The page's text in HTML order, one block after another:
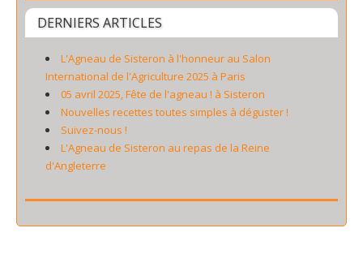
DERNIERS ARTICLES
L'Agneau de Sisteron à l'honneur au Salon
International de l'Agriculture 2025 à Paris
05 avril 2025, Fête de l'agneau ! à Sisteron
Nouvelles recettes toutes simples à déguster !
Suivez-nous !
L'Agneau de Sisteron au repas de la Reine
d'Angleterre